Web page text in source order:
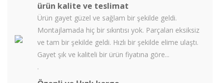
ürün kalite ve teslimat
Ürün gayet güzel ve sağlam bir şekilde geldi.
Montajlamada hiç bir sıkıntısı yok. Parçaları eksiksiz
ve tam bir şekilde geldi. Hızlı bir şekilde elime ulaştı.
Gayet şık ve kaliteli bir ürün fiyatına göre...
.